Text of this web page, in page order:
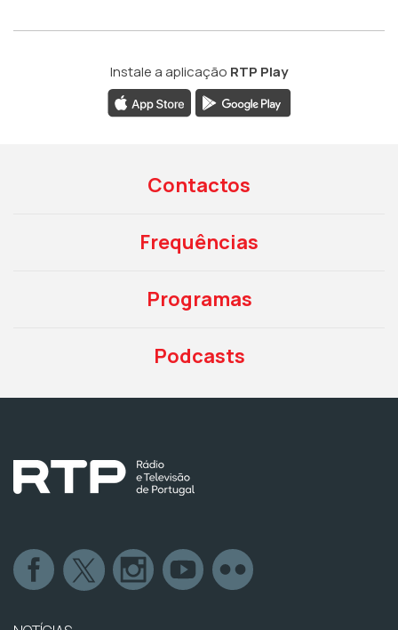
Instale a aplicação RTP Play
Contactos
Frequências
Programas
Podcasts